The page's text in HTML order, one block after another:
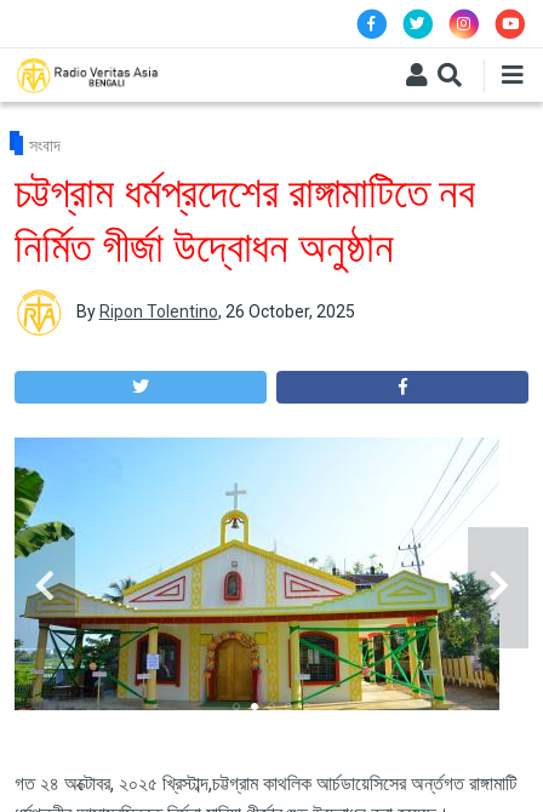
সংবাদ
চট্টগ্রাম ধর্মপ্রদেশের রাঙ্গামাটিতে নব
নির্মিত গীর্জা উদ্বোধন অনুষ্ঠান
By Ripon Tolentino, 26 October, 2025
গত ২৪ অক্টোবর, ২০২৫ খ্রিস্টাব্দ,চট্টগ্রাম কাথলিক আর্চডায়েসিসের অর্ন্তগত রাঙ্গামাটি